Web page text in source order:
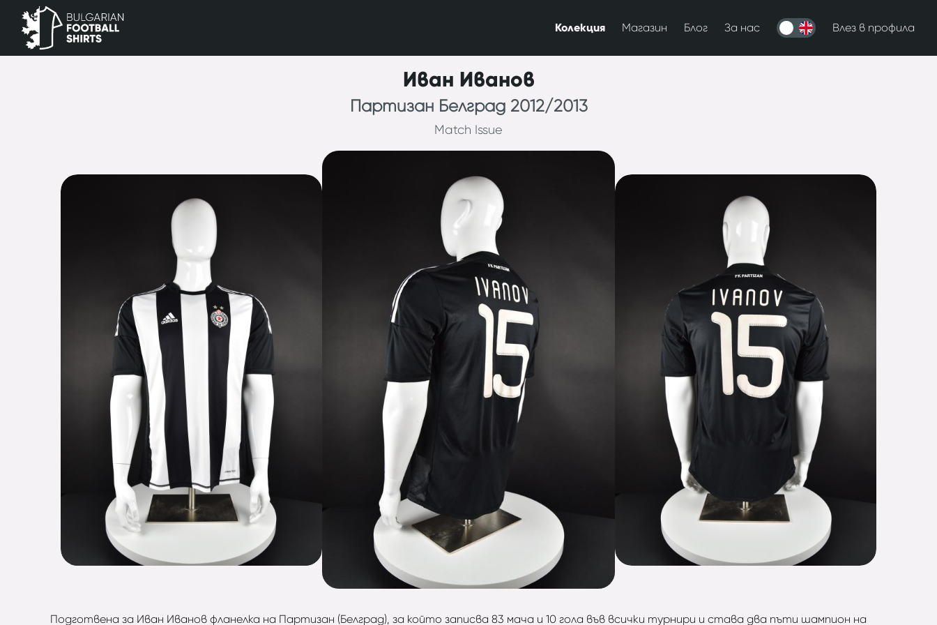
Колекция Магазин Блог За нас Влез в профила
Иван Иванов
Партизан Белград 2012/2013
Match Issue
Подготвена за Иван Иванов фланелка на Партизан (Белград), за който записва 83 мача и 10 гола във всички турнири и става два пъти шампион на